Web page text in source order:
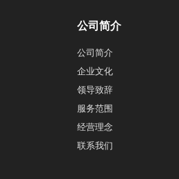
公司简介
公司简介
企业文化
领导致辞
服务范围
经营理念
联系我们